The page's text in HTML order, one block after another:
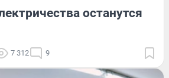
останутся
7 312 9